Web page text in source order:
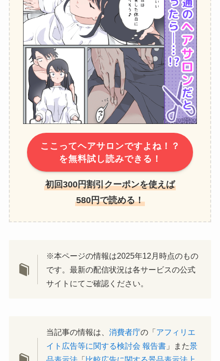
ここってヘアサロンですよね！？
を無料試し読みできる！
初回300円割引クーポンを使えば
580円で読める！
※本ページの情報は2025年12月時点のもの
です。最新の配信状況は各サービスの公式
サイトにてご確認ください。
当記事の情報は、消費者庁の「アフィリエ
イト広告等に関する検討会 報告書 」また景